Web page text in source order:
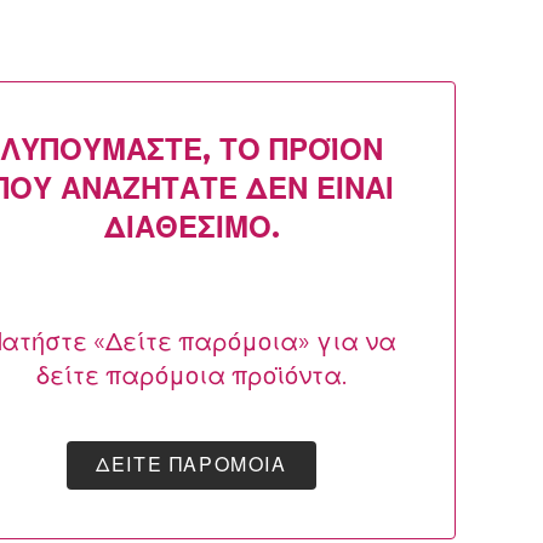
ΛΥΠΟΎΜΑΣΤΕ, ΤΟ ΠΡΟΪΌΝ
ΑΝΑΖΗΤΆΤΕ ΔΕΝ ΕΊΝΑΙ
ΔΙΑΘΈΣΙΜΟ.
«Δείτε παρόμοια» για να
δείτε παρόμοια προϊόντα.
ΔΕΊΤΕ ΠΑΡΌΜΟΙΑ